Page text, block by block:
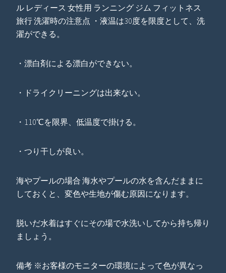
ル レディース 女性用 ランニング ジム フィットネス
旅行 洗濯時の注意点 ・液温は30度を限度として、洗
濯ができる。
・漂白剤による漂白ができない。
・ドライクリーニングは出来ない。
・110℃を限界、低温度で掛ける。
・つり干しが良い。
海やプールの場合 海水やプールの水を含んだままに
しておくと、変色や生地が傷む原因になります。
脱いだ水着はすぐにその場で水洗いしてから持ち帰り
ましょう。
備考 ※お客様のモニターの環境によって色が異なっ